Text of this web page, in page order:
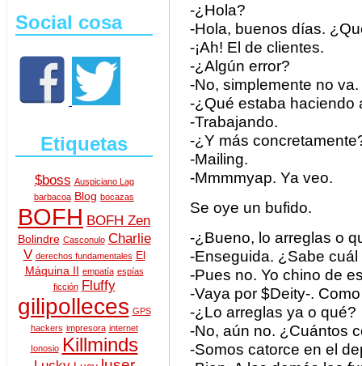
Social cosa
Etiquetas
$boss Auspiciano Lag
barbacoa Blog bocazas
BOFH BOFH Zen
Bolindre Casconulo Charlie
V derechos fundamentales El
Máquina II empatía espías
ficción
Fluffy
gilipolleces GPS
hackers impresora internet
Ionosio Killminds
-¿Hola?
-Hola, buenos días.
-¡Ah! El de clientes.
-¿Algún error?
-No, simplemente no va.
-¿Qué estaba haciendo
-Trabajando.
-¿Y más
-Mailing.
-Mmmmyap. Ya veo.
Se oye un bufido.
-¿Bueno, lo arreglas o
-Enseguida. ¿Sabe
-Pues no. Yo chino de
-Vaya por $Deity-.
-¿Lo arreglas ya o qué?
-No, aún no. ¿Cuántos
-Somos catorce en el